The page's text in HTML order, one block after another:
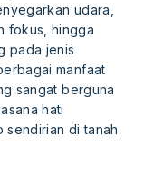
udara,
fokus, hingga
pada jenis
manfaat
sangat berguna
hati
sendirian di tanah